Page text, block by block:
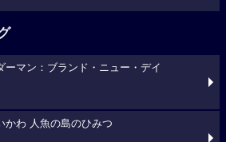
マン：ブランド・ニュー・デイ
わ 人魚の島のひみつ